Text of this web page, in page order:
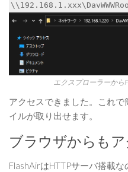
エクスプローラーから
アクセスできました。これ
イルが取り出せます。
ブラウザからも
FlashAirはHTTPサーバ搭載